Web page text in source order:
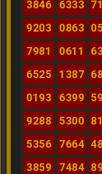
3846
6333
9203
0863
7981
0611
6525
1387
0193
6399
9288
5300
5356
7664
3859
7484